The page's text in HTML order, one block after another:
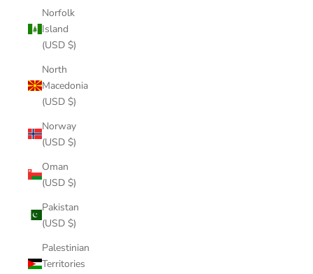
Norfolk
Island
(USD $)
North
Macedonia
(USD $)
Norway
(USD $)
Oman
(USD $)
Pakistan
(USD $)
Palestinian
Territories